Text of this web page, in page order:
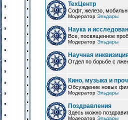
ТехЦентр
Софт, железо,
Модератор Эльдары
Наука и
Все, посвященное
Модератор Эльдары
Научная
Отдел по борьбе с
Кино, музыка и
Обсуждение новых
Модератор Эльдары
Поздравления
Здесь можно
Модератор Эльдары